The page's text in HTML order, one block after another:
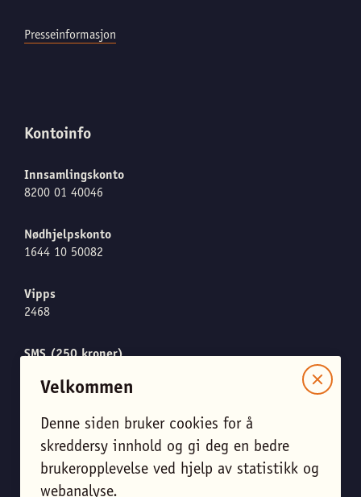
Velkommen
Denne siden bruker cookies for å
skreddersy innhold og gi deg en bedre
brukeropplevelse ved hjelp av statistikk og
webanalyse.
Presseinformasjon
Kontoinfo
Innsamlingskonto
8200 01 40046
Nødhjelpskonto
1644 10 50082
Vipps
2468
SMS (250 kroner)
Meld meg på nyhetsbrevet
Endre personverninnstillinger